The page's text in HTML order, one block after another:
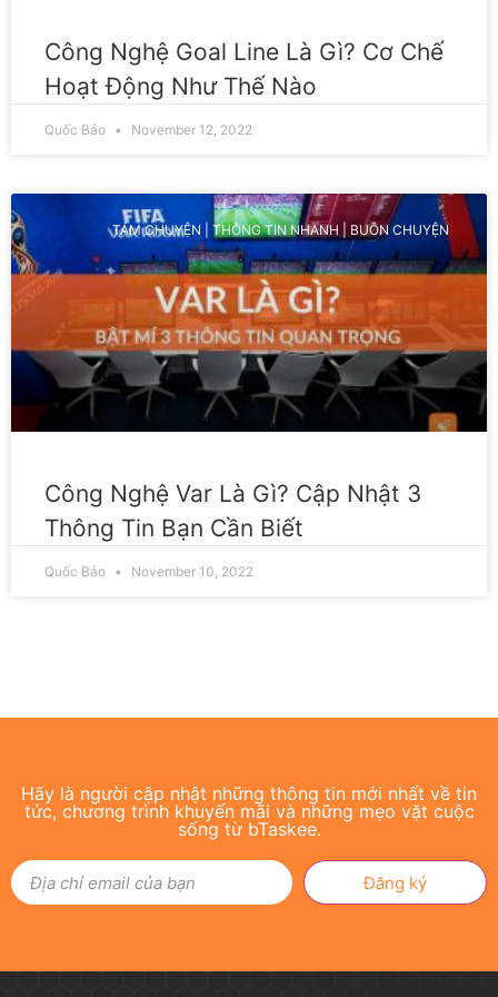
Công Nghệ Goal Line Là Gì? Cơ Chế
Hoạt Động Như Thế Nào
Quốc Bảo November 12, 2022
TÁM CHUYỆN | THÔNG TIN NHANH | BUÔN CHUYỆN
Công Nghệ Var Là Gì? Cập Nhật 3
Thông Tin Bạn Cần Biết
Quốc Bảo November 10, 2022
Hãy là người cập nhật những thông tin mới nhất về tin
tức, chương trình khuyến mãi và những mẹo vặt cuộc
sống từ bTaskee.
Đăng ký